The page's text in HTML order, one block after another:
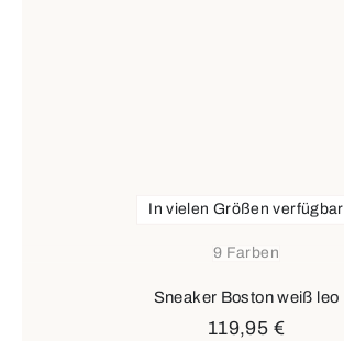
9 Farben
In vielen Größen verfügbar
Sneaker Boston weiß leo
119,95 €